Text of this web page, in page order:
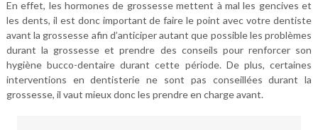
En effet, les hormones de grossesse mettent à mal les gencives et
les dents, il est donc important de faire le point avec votre dentiste
avant la grossesse afin d’anticiper autant que possible les problèmes
durant la grossesse et prendre des conseils pour renforcer son
hygiène bucco-dentaire durant cette période. De plus, certaines
interventions en dentisterie ne sont pas conseillées durant la
grossesse, il vaut mieux donc les prendre en charge avant.